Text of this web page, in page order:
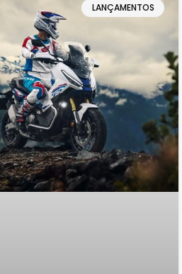
LANÇAMENTOS